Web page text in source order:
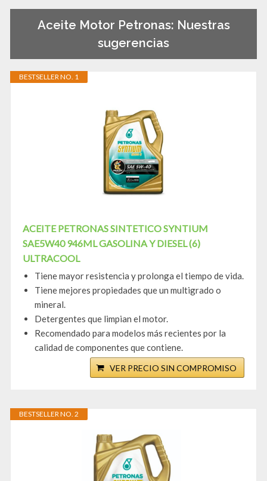
Aceite Motor Petronas: Nuestras
sugerencias
BESTSELLER NO. 1
ACEITE PETRONAS SINTETICO SYNTIUM
SAE5W40 946ML GASOLINA Y DIESEL (6)
ULTRACOOL
Tiene mayor resistencia y prolonga el tiempo de vida.
Tiene mejores propiedades que un multigrado o
mineral.
Detergentes que limpian el motor.
Recomendado para modelos más recientes por la
calidad de componentes que contiene.
VER PRECIO SIN COMPROMISO
BESTSELLER NO. 2